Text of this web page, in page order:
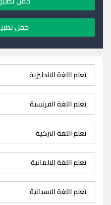
حمل
تعلم اللغة الانجليزية
تعلم اللغة الفرنسية
تعلم اللغة التركية
تعلم اللغة الالمانية
تعلم اللغة الاسبانية